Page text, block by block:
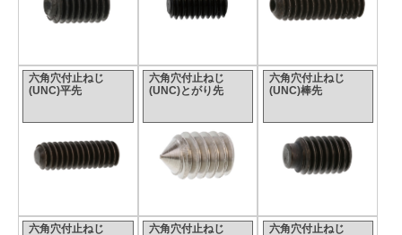
六角穴付止ねじ
(UNC)平先
六角穴付止ねじ
(UNC)とがり先
六角穴付止ねじ
(UNC)棒先
六角穴付止ねじ
六角穴付止ねじ
六角穴付止ねじ